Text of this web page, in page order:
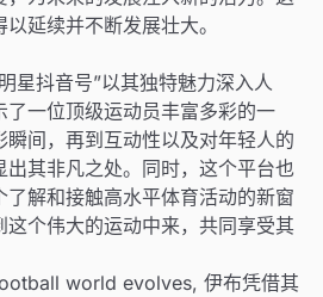
延续并不断发展壮大。
星抖音号”以其独特魅力深入人
了一位顶级运动员丰富多彩的一
瞬间，再到互动性以及对年轻人的
出其非凡之处。同时，这个平台也
了解和接触高水平体育活动的新窗
这个伟大的运动中来，共同享受其
world evolves, 伊布凭借其